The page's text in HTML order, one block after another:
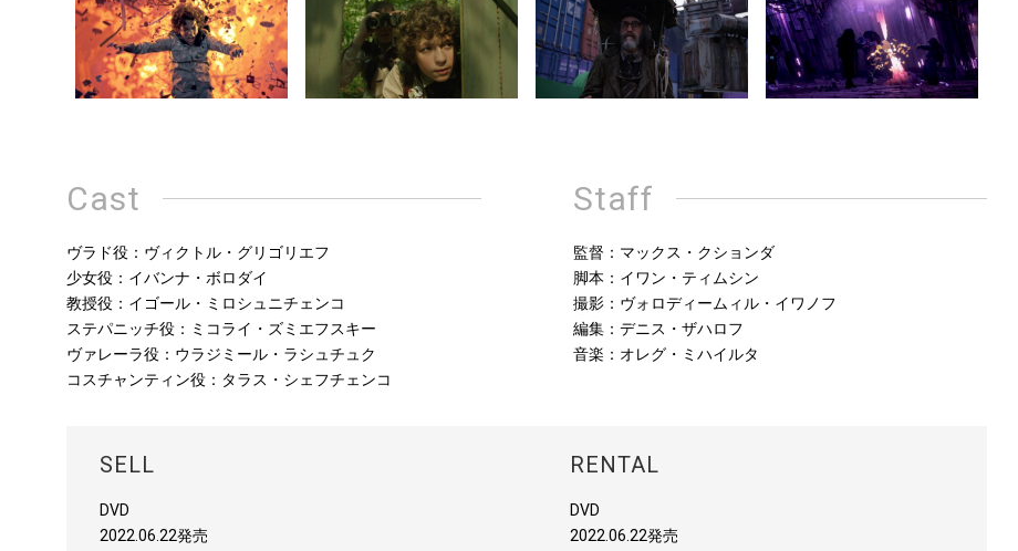
Cast
ヴラド役：ヴィクトル・グリゴリエフ
少女役：イバンナ・ボロダイ
教授役：イゴール・ミロシュニチェンコ
ステパニッチ役：ミコライ・ズミエフスキー
ヴァレーラ役：ウラジミール・ラシュチュク
コスチャンティン役：タラス・シェフチェンコ
Staff
監督：マックス・クションダ
脚本：イワン・ティムシン
撮影：ヴォロディームィル・イワノフ
編集：デニス・ザハロフ
音楽：オレグ・ミハイルタ
SELL
DVD
2022.06.22発売
RENTAL
DVD
2022.06.22発売